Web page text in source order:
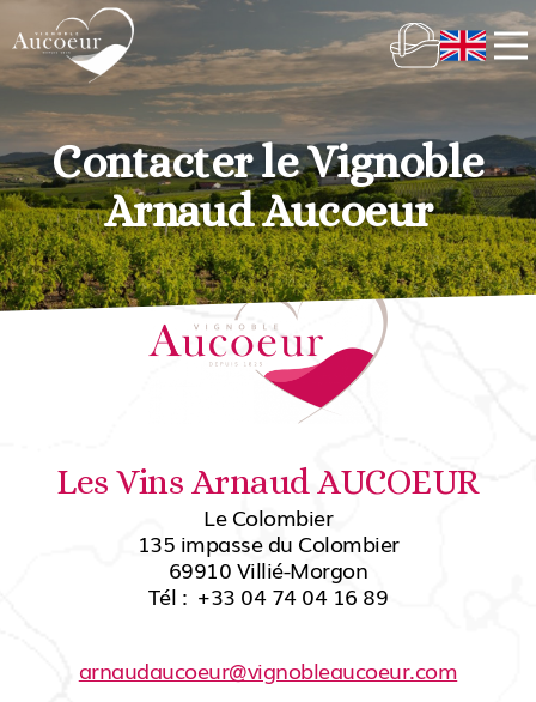
Contacter le Vignoble
Arnaud Aucoeur
Les Vins Arnaud AUCOEUR
Le Colombier
135 impasse du Colombier
69910Villié-Morgon
Tél : +33 04 74 04 16 89
arnaudaucoeur@vignobleaucoeur.com